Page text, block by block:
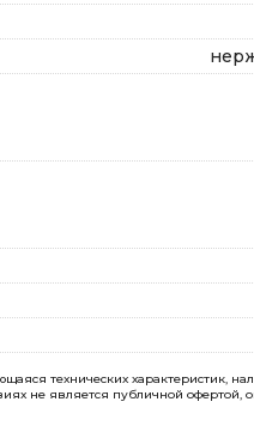
технических характеристик,
не является публичной офертой,